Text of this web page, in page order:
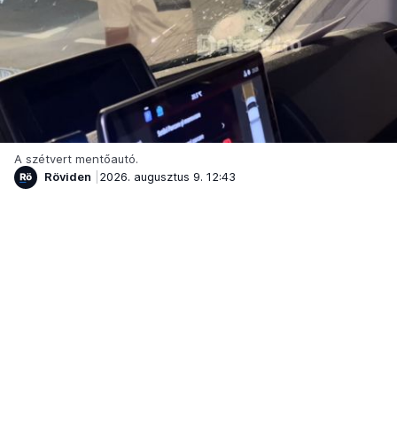
A szétvert mentőautó.
Röviden
2026. augusztus 9. 12:43